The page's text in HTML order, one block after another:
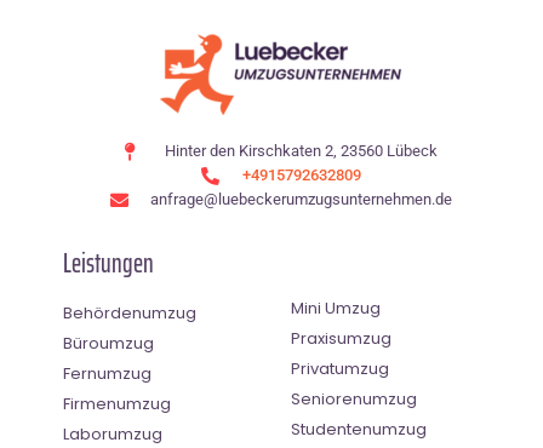
Hinter den Kirschkaten 2, 23560 Lübeck
+4915792632809
anfrage@luebeckerumzugsunternehmen.de
Leistungen
Behördenumzug
Büroumzug
Fernumzug
Firmenumzug
Laborumzug
Mini Umzug
Praxisumzug
Privatumzug
Seniorenumzug
Studentenumzug